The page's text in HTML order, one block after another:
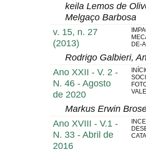
keila Lemos de
Melgaço Barbosa
v. 15, n. 27
(2013)
DE-
Rodrigo Galbieri,
Ano XXII - V. 2 -
N. 46 - Agosto
de 2020
Markus Erwin
Ano XVIII - V.1 -
N. 33 - Abril de
2016